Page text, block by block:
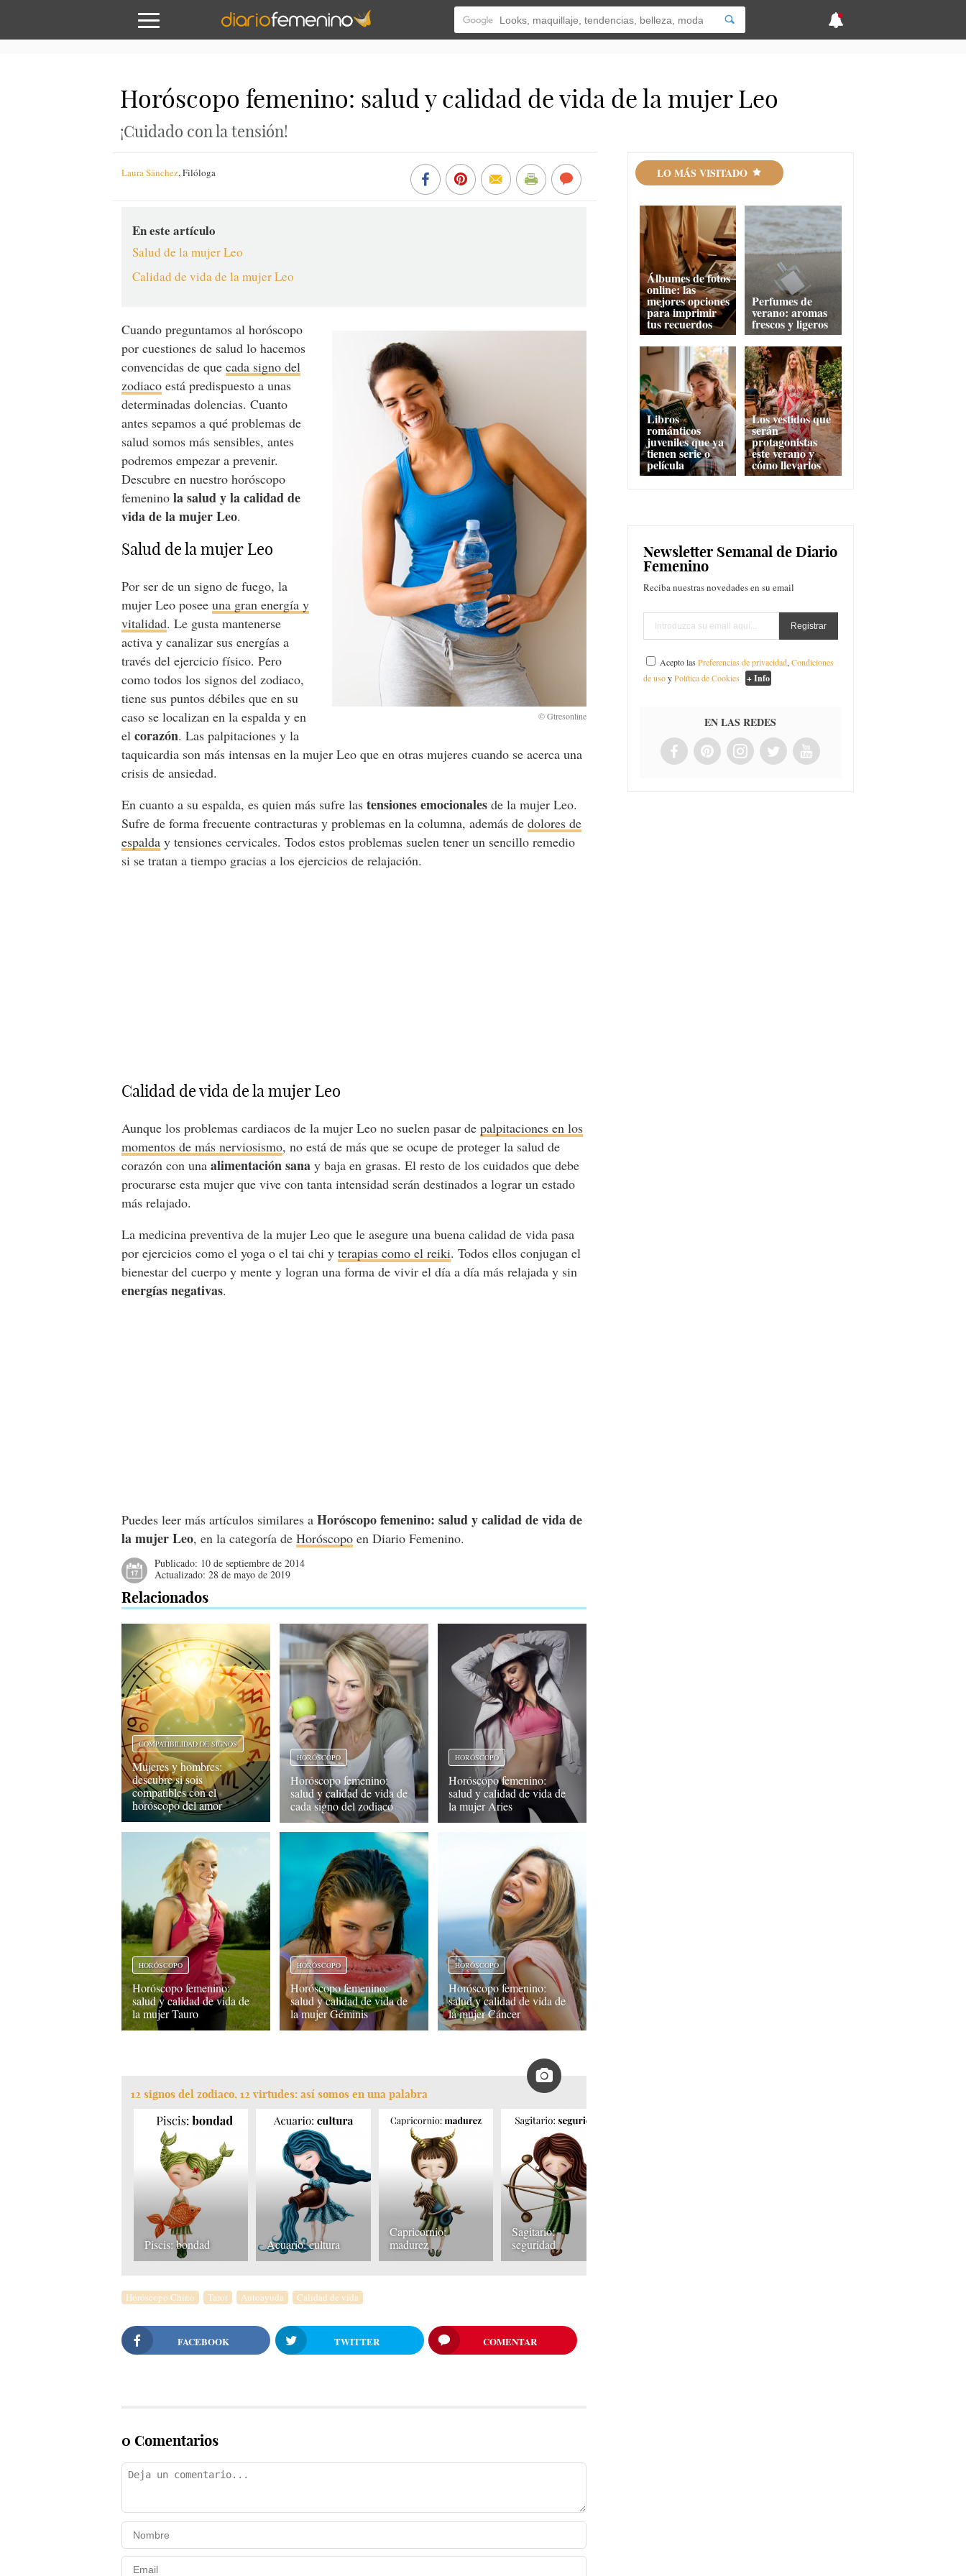
Horóscopo femenino: salud y calidad de vida de la mujer Leo
¡Cuidado con la tensión!
Laura Sánchez,Filóloga
En este artículo
Salud de la mujer Leo
Calidad de vida de la mujer Leo
Cuando preguntamos al horóscopo
por cuestiones de salud lo hacemos
convencidas de quecada signo del
zodiaco está predispuesto a unas
determinadas dolencias. Cuanto
antes sepamos a qué problemas de
salud somos más sensibles, antes
podremos empezar a prevenir.
Descubre en nuestro horóscopo
femeninola salud y la calidad de
vida de la mujer Leo.
Salud de la mujer Leo
Por ser de un signo de fuego, la
mujer Leo poseeuna gran energía y
vitalidad. Le gusta mantenerse
activa y canalizar sus energías a
través del ejercicio físico. Pero
como todos los signos del zodiaco,
tiene sus puntos débiles que en su
caso se localizan en la espalda y en
elcorazón. Las palpitaciones y la
taquicardia son más intensas en la mujer Leo que en otras mujeres cuando se acerca una
crisis de ansiedad.
En cuanto a su espalda, es quien más sufre lastensiones emocionales de la mujer Leo.
Sufre de forma frecuente contracturas y problemas en la columna, además dedolores de
espalda y tensiones cervicales. Todos estos problemas suelen tener un sencillo remedio
si se tratan a tiempo gracias a los ejercicios de relajación.
Calidad de vida de la mujer Leo
Aunque los problemas cardiacos de la mujer Leo no suelen pasar depalpitaciones en los
momentos de más nerviosismo, no está de más que se ocupe de proteger la salud de
corazón con unaalimentación sana y baja en grasas. El resto de los cuidados que debe
procurarse esta mujer que vive con tanta intensidad serán destinados a lograr un estado
más relajado.
La medicina preventiva de la mujer Leo que le asegure una buena calidad de vida pasa
por ejercicios como el yoga o el tai chi yterapias como el reiki. Todos ellos conjugan el
bienestar del cuerpo y mente y logran una forma de vivir el día a día más relajada y sin
energías negativas.
Puedes leer más artículos similares aHoróscopo femenino: salud y calidad de vida de
la mujer Leo, en la categoría deHoróscopo en Diario Femenino.
Publicado: 10 de septiembre de 2014
Actualizado:28 de mayo de 2019
Relacionados
COMPATIBILIDAD DE SIGNOS
Mujeres y hombres:
descubre si sois
compatibles con el
horóscopo del amor
HORÓSCOPO
Horóscopo femenino:
salud y calidad de vida de
cada signo del zodiaco
HORÓSCOPO
Horóscopo femenino:
salud y calidad de vida de
la mujer Aries
HORÓSCOPO
Horóscopo femenino:
salud y calidad de vida de
la mujer Tauro
HORÓSCOPO
Horóscopo femenino:
salud y calidad de vida de
la mujer Géminis
HORÓSCOPO
Horóscopo femenino:
salud y calidad de vida de
la mujer Cáncer
12 signos del zodiaco, 12 virtudes: así somos en una palabra
Piscis: bondad Acuario: cultura
Capricornio:
madurez
Sagitario:
seguridad
Horóscopo Chino Tarot Autoayuda Calidad de vida
FACEBOOK TWITTER COMENTAR
0 Comentarios
LO MÁS VISITADO
Álbumes de fotos
online: las
mejores opciones
para imprimir
tus recuerdos
Perfumes de
verano: aromas
frescos y ligeros
Libros
románticos
juveniles que ya
tienen serie o
película
Los vestidos que
serán
protagonistas
este verano y
cómo llevarlos
Newsletter Semanal de Diario
Femenino
Reciba nuestras novedades en su email
Acepto lasPreferencias de privacidad,Condiciones
de usoyPolítica de Cookies + Info
EN LAS REDES